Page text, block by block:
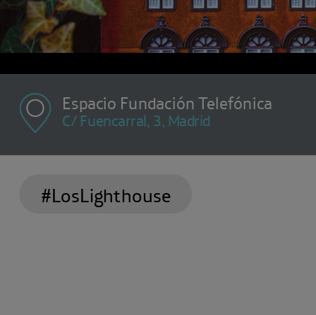
Espacio Fundación Telefónica
C/ Fuencarral, 3, Madrid
#LosLighthouse